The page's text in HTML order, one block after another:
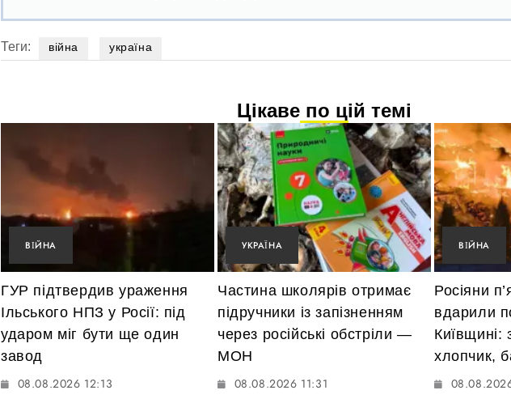
Теги: війна україна
Цікаве по цій темі
ВІЙНА
ГУР підтвердив ураження
Ільського НПЗ у Росії: під
ударом міг бути ще один
завод
08.08.2026 12:13
УКРАЇНА
Частина школярів отримає
підручники із запізненням
через російські обстріли —
МОН
08.08.2026 11:31
ВІЙНА
Росіяни
вдарили
Київщині:
хлопчик,